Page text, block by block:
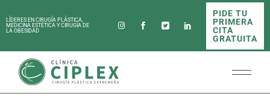
LÍDERES EN CIRUGÍA PLÁSTICA,
MEDICINA ESTÉTICA Y CIRUGÍA DE
LA OBESIDAD
PIDE TU
PRIMERA
CITA
GRATUITA